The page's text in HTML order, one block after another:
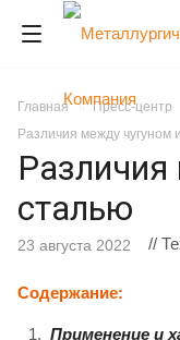
Главная Пресс-центр
Различия между чугуном
сталью
23 августа 2022 //
Содержание:
Применение и